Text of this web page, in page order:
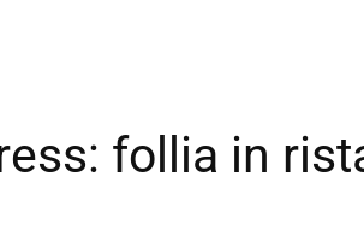
follia in